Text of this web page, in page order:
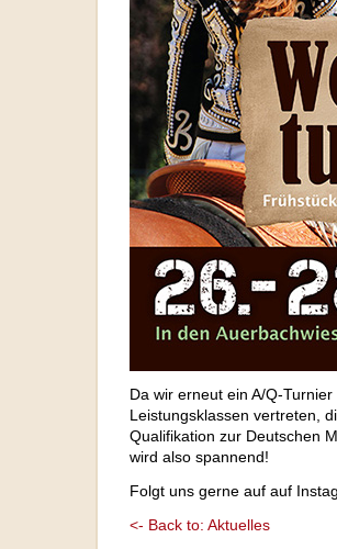
Da wir erneut ein A/Q-
Leistungsklassen vertreten,
Qualifikation zur Deutschen
wird also spannend!
Folgt uns gerne auf auf
<- Back to: Aktuelles